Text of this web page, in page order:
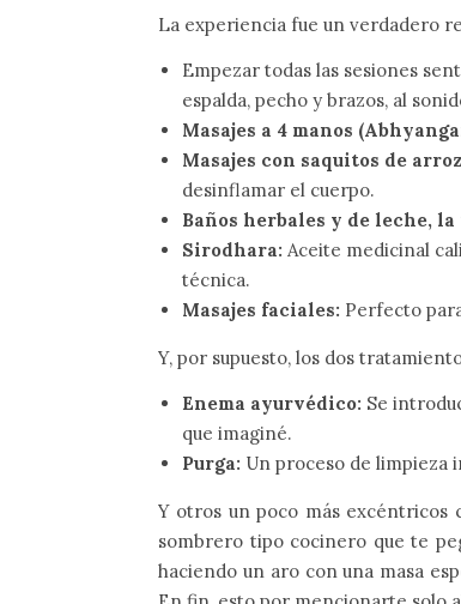
La experiencia fue un verdadero
Empezar todas las sesiones
espalda, pecho y brazos, al
Masajes a 4 manos
Masajes con saquitos de
desinflamar el cuerpo.
Baños herbales y de leche,
Sirodhara: Aceite medicinal
técnica.
Masajes faciales: Perfecto
Y, por supuesto, los dos
Enema ayurvédico: Se
que imaginé.
Purga: Un proceso de limpieza
Y otros un poco más excéntricos
sombrero tipo cocinero que te
haciendo un aro con una masa